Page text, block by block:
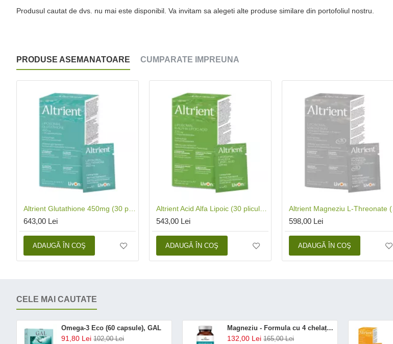
Produsul cautat de dvs. nu mai este disponibil. Va invitam sa alegeti alte produse similare din portofoliul nostru.
PRODUSE ASEMANATOARE CUMPARATE IMPREUNA
643,00 Lei
ADAUGĂ ÎN COŞ
543,00 Lei
ADAUGĂ ÎN COŞ
598,00 Lei
ADAUGĂ ÎN COŞ
CELE MAI CAUTATE
Omega-3 Eco (60 capsule), GAL
91,80 Lei 102,00 Lei
Magneziu - Formula cu 4 chelați (120 capsule), Neutrient
132,00 Lei 165,00 Lei